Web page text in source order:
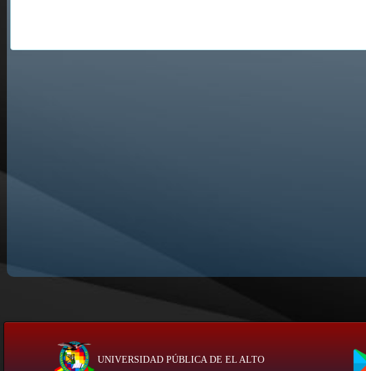
UNIVERSIDAD PÚBLICA DE EL ALTO